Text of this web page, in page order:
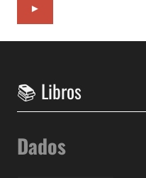
►
Dados